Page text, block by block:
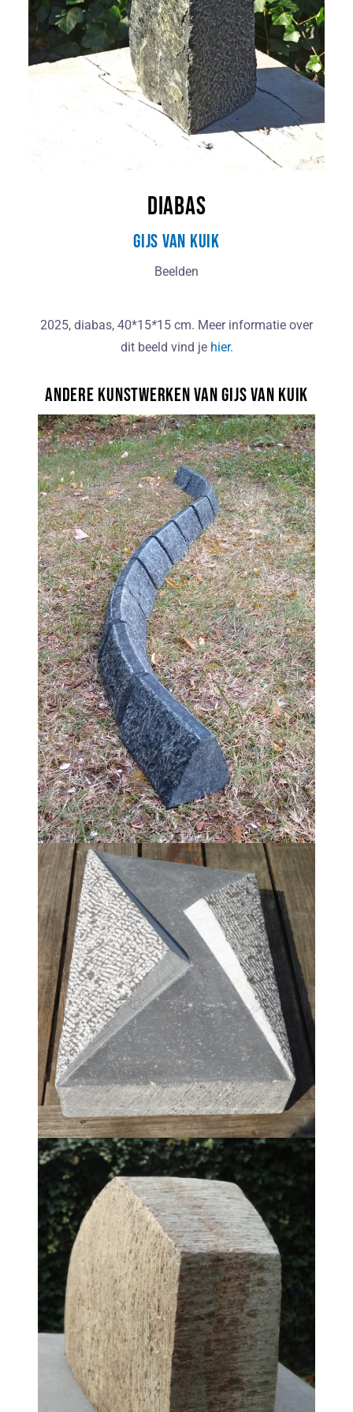
Diabas
Gijs van Kuik
Beelden
2025, diabas, 40*15*15 cm. Meer informatie over
dit beeld vind je hier.
Andere kunstwerken van Gijs van Kuik